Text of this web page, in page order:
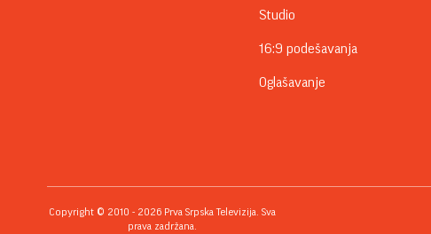
Studio
16:9 podešavanja
Oglašavanje
Copyright © 2010 - 2026 Prva Srpska Televizija. Sva
prava zadržana.